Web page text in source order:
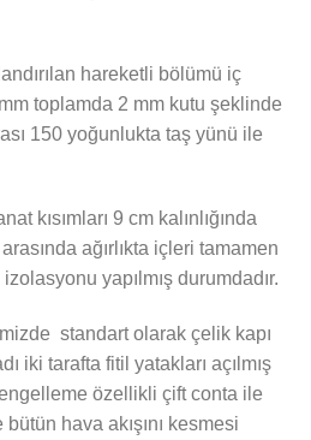
hareketli bölümü iç
toplamda 2 mm kutu şeklinde
150 yoğunlukta taş yünü ile
kısımları 9 cm kalınlığında
ağırlıkta içleri tamamen
yapılmış durumdadır.
standart olarak çelik kapı
iki tarafta fitil yatakları açılmış
özellikli çift conta ile
bütün hava akışını kesmesi